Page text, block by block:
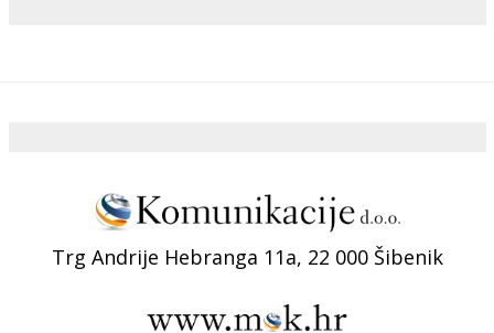
Trg Andrije Hebranga 11a, 22 000 Šibenik